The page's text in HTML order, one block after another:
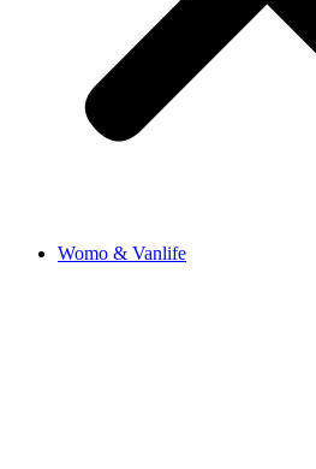
Womo & Vanlife